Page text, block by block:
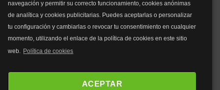
navegación y permitir su correcto funcionamiento, cookies anónimas
de analítica y cookies publicitarias. Puedes aceptarlas o personalizar
tu configuración y cambiarlas o revocar tu consentimiento en cualquier
momento, utilizando el enlace de la política de cookies en este sitio
web. Política de cookies
ACEPTAR
y mucho más...